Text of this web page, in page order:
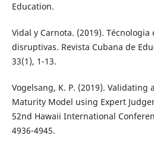
Education.
Vidal y Carnota. (2019). Técnologia
disruptivas. Revista Cubana de
33(1), 1-13.
Vogelsang, K. P. (2019).
Maturity Model using Expert
52nd Hawaii International
4936-4945.